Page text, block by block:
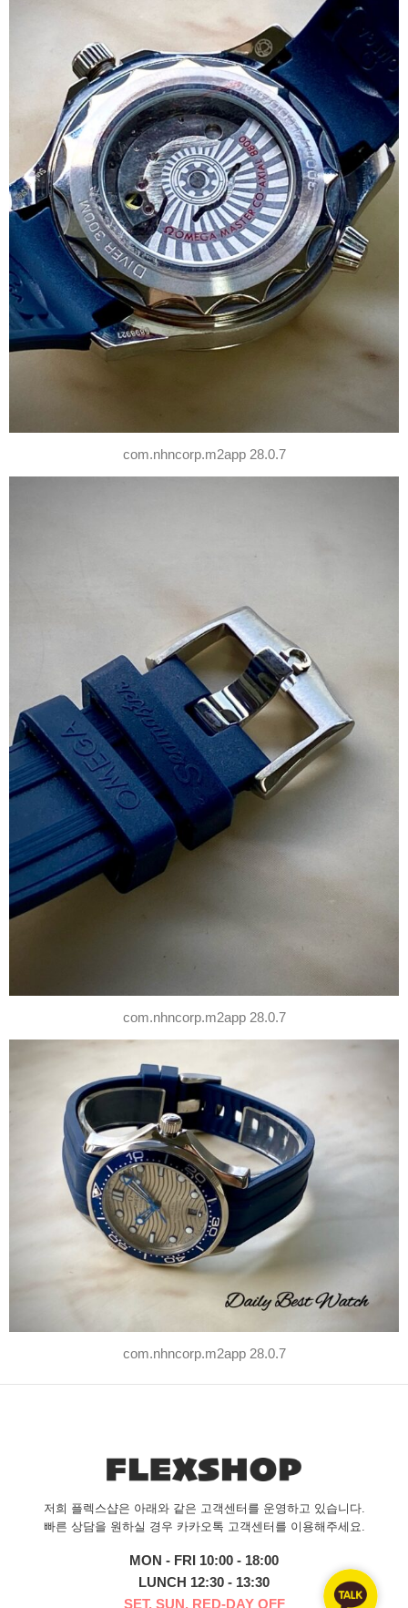
com.nhncorp.m2app 28.0.7
com.nhncorp.m2app 28.0.7
com.nhncorp.m2app 28.0.7
저희 플렉스샵은 아래와 같은 고객센터를 운영하고 있습니다.
빠른 상담을 원하실 경우 카카오톡 고객센터를 이용해주세요.
MON - FRI 10:00 - 18:00
LUNCH 12:30 - 13:30
SET, SUN, RED-DAY OFF